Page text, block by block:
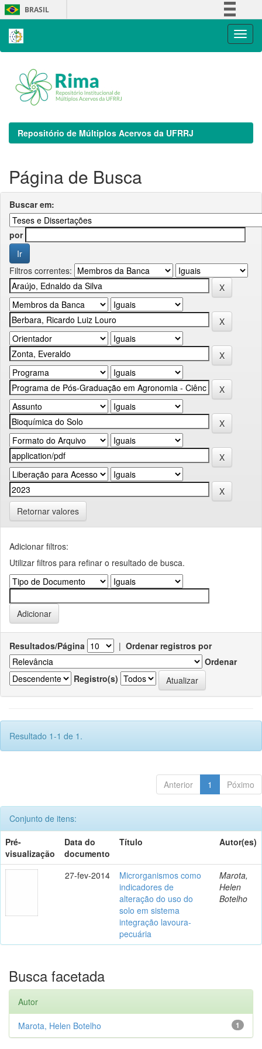
Skip
navigation
BRASIL
Repositório de Múltiplos Acervos da UFRRJ
Página de Busca
Buscar em:
por
Filtros correntes:
Retornar valores
Adicionar filtros:
Utilizar filtros para refinar o resultado de busca.
Resultados/Página | Ordenar registros por
Ordenar
Registro(s)
Resultado 1-1 de 1.
Anterior 1 Póximo
Conjunto de itens:
Pré-
visualização
Data do
documento
Título Autor(es)
27-fev-2014
Microrganismos como
indicadores de
alteração do uso do
solo em sistema
integração lavoura-
pecuária
Marota,
Helen
Botelho
Busca facetada
Autor
1
Marota, Helen Botelho